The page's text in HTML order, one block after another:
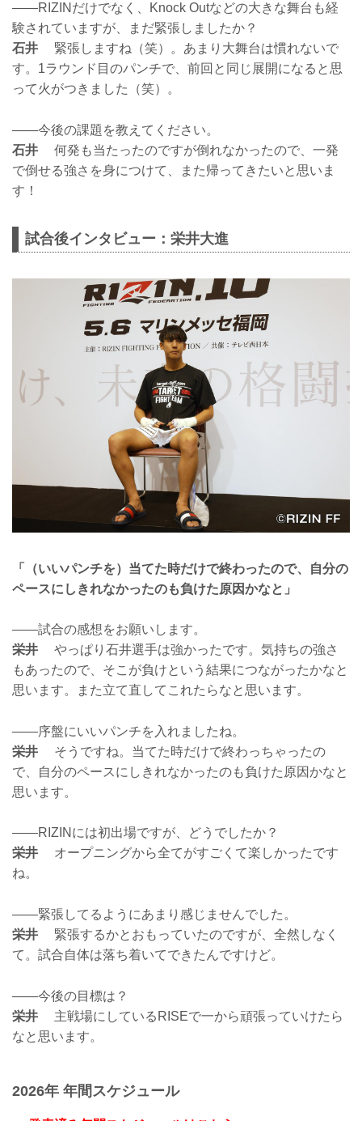
——RIZINだけでなく、Knock Outなどの大きな舞台も経
験されていますが、まだ緊張しましたか？
石井
緊張しますね（笑）。あまり大舞台は慣れないで
す。1ラウンド目のパンチで、前回と同じ展開になると思
って火がつきました（笑）。
——今後の課題を教えてください。
石井
何発も当たったのですが倒れなかったので、一発
で倒せる強さを身につけて、また帰ってきたいと思いま
す！
試合後インタビュー：栄井大進
「（いいパンチを）当てた時だけで終わったので、自分の
ペースにしきれなかったのも負けた原因かなと」
——試合の感想をお願いします。
栄井
やっぱり石井選手は強かったです。気持ちの強さ
もあったので、そこが負けという結果につながったかなと
思います。また立て直してこれたらなと思います。
——序盤にいいパンチを入れましたね。
栄井
そうですね。当てた時だけで終わっちゃったの
で、自分のペースにしきれなかったのも負けた原因かなと
思います。
——RIZINには初出場ですが、どうでしたか？
栄井
オープニングから全てがすごくて楽しかったです
ね。
——緊張してるようにあまり感じませんでした。
栄井
緊張するかとおもっていたのですが、全然しなく
て。試合自体は落ち着いてできたんですけど。
——今後の目標は？
栄井
主戦場にしているRISEで一から頑張っていけたら
なと思います。
2026年 年間スケジュール